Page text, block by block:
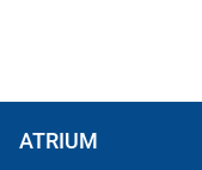
ATRIUM